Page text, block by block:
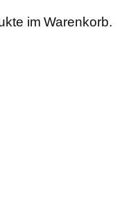
im Warenkorb.